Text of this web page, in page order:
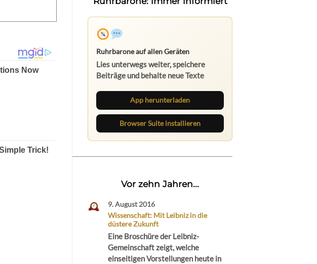
Ruhrbarone auf allen Geräten
Lies unterwegs weiter, speichere
Beiträge und behalte neue Texte
App herunterladen
Browser Suite installieren
Vor zehn Jahren...
9. August 2016
Wissenschaft: Mit Leibniz in die
düstere Zukunft
Eine Broschüre der Leibniz-
Gemeinschaft zeigt, welche
einseitigen Vorstellungen heute in